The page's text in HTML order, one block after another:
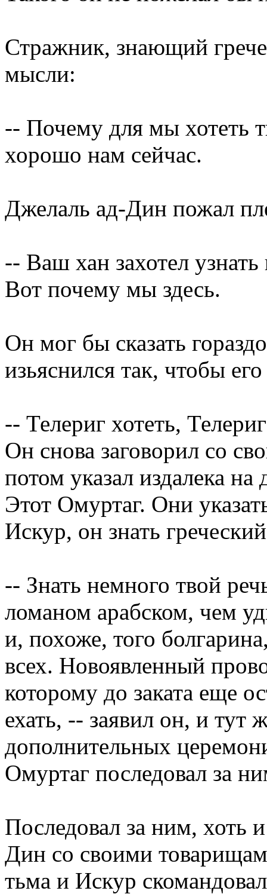
Стражник, знающий
мысли:
-- Почему для мы хотеть
хорошо нам сейчас.
Джелаль ад-Дин пожал
-- Ваш хан захотел
Вот почему мы здесь.
Он мог бы сказать
изьяснился так, чтобы
-- Телериг хотеть,
Он снова заговорил со
потом указал издалека
Этот Омуртаг. Они
Искур, он знать
-- Знать немного твой
ломаном арабском, чем
и, похоже, того
всех. Новоявленный
которому до заката еще
ехать, -- заявил он, и тут
дополнительных
Омуртаг последовал за
Последовал за ним, хоть
Дин со своими
тьма и Искур